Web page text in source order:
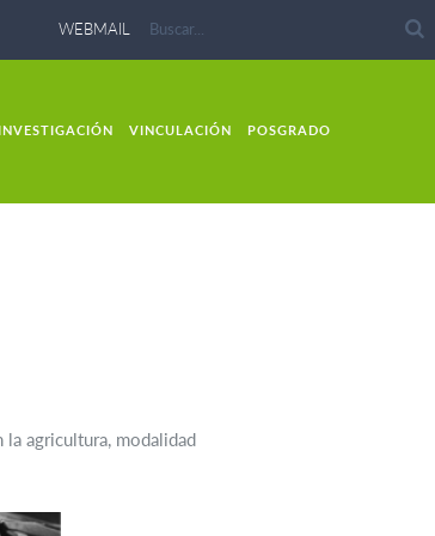
WEBMAIL
VINCULACIÓN POSGRADO
agricultura, modalidad